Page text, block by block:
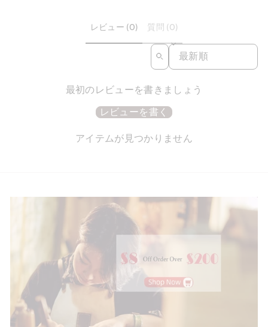
レビュー (0) 質問 (0)
SORT REVIEWS BY
最初のレビューを書きましょう
レビューを書く
アイテムが見つかりません